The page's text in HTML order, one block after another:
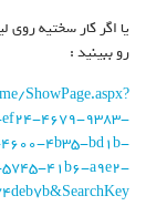
یا اگر کار سختیه
رو ببینید :
ShowPage.aspx?
ef24-4679-9383-
4600-4b35-bd1b-
5745-41b6-a9e2-